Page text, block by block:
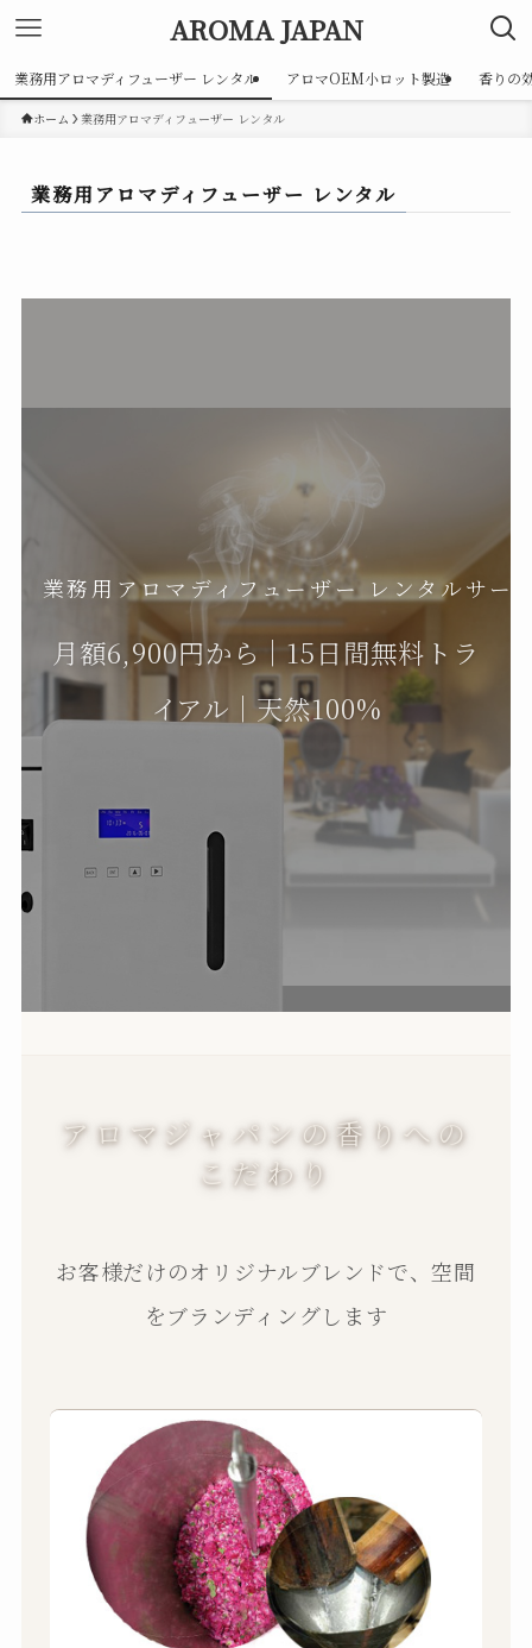
AROMA JAPAN
業務用アロマディフューザー レンタル アロマOEM小ロット製造 香りの
ホーム 業務用アロマディフューザー レンタル
業務用アロマディフューザー レンタル
業務用アロマディフューザー レンタルサー
月額6,900円から｜15日間無料トラ
イアル｜天然100%
アロマジャパンの香りへの
こだわり
お客様だけのオリジナルブレンドで、空間
をブランディングします